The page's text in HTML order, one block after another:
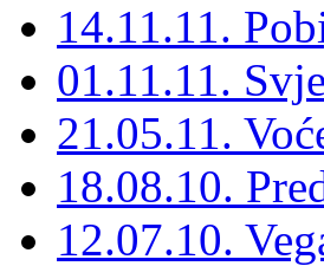
14.11.11.
01.11.11.
21.05.11.
18.08.10.
12.07.10.